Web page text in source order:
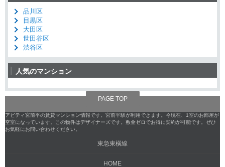
品川区
目黒区
大田区
世田谷区
渋谷区
人気のマンション
PAGE TOP
アビティ宮前平の賃貸マンション情報です。宮前平駅が利用できます。今現在、1室のお部屋が
空室になっています。この物件はデザイナーズです。敷金ゼロでお得に契約が可能です。ぜひ
お気軽にお問い合わせください。
東急東横線
HOME